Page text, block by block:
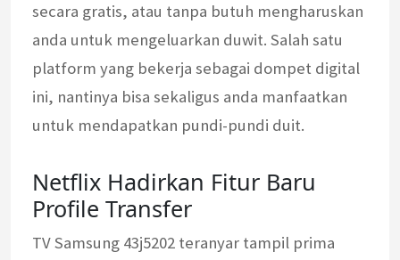
secara gratis, atau tanpa butuh mengharuskan
anda untuk mengeluarkan duwit. Salah satu
platform yang bekerja sebagai dompet digital
ini, nantinya bisa sekaligus anda manfaatkan
untuk mendapatkan pundi-pundi duit.
Netflix Hadirkan Fitur Baru
Profile Transfer
TV Samsung 43j5202 teranyar tampil prima